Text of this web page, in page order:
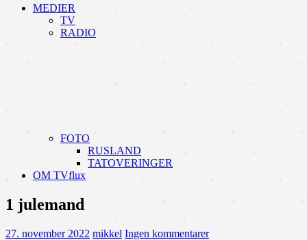
MEDIER
TV
RADIO
FOTO
RUSLAND
TATOVERINGER
OM TVflux
1 julemand
27. november 2022 mikkel Ingen kommentarer